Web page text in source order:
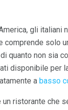
gli
solo
quanto non sia
disponibile per
a basso
ristorante che